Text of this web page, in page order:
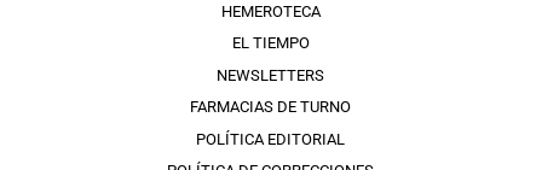
HEMEROTECA
EL TIEMPO
NEWSLETTERS
FARMACIAS DE TURNO
POLÍTICA EDITORIAL